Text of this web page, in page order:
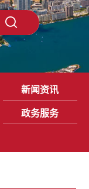
新闻资讯
政务服务